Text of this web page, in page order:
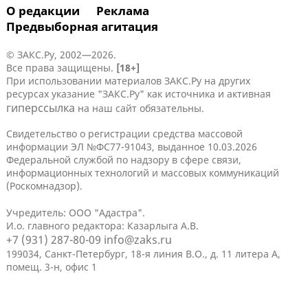
О редакции
Реклама
Предвыборная агитация
© ЗАКС.Ру, 2002—2026.
Все права защищены. [18+]
При использовании материалов ЗАКС.Ру на других
ресурсах указание "ЗАКС.Ру" как источника и активная
гиперссылка на наш сайт обязательны.
Свидетельство о регистрации средства массовой
информации ЭЛ №ФС77-91043, выданное 10.03.2026
Федеральной службой по надзору в сфере связи,
информационных технологий и массовых коммуникаций
(Роскомнадзор).
Учредитель: ООО "Адастра".
И.о. главного редактора: Казарлыга А.В.
+7 (931) 287-80-09 info@zaks.ru
199034, Санкт-Петербург, 18-я линия В.О., д. 11 литера А,
помещ. 3-н, офис 1